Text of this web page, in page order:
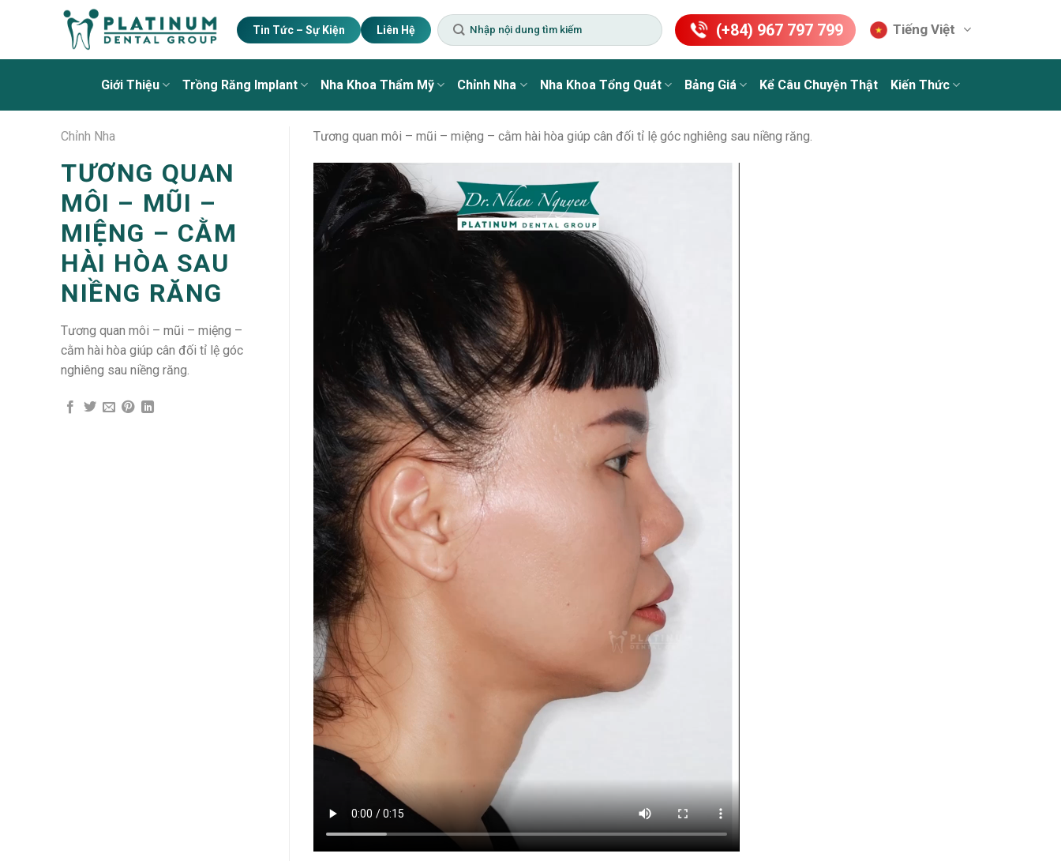
Tin Tức – Sự Kiện Liên Hệ (+84) 967 797 799 Tiếng Việt
Giới Thiệu Trồng Răng Implant Nha Khoa Thẩm Mỹ Chỉnh Nha Nha Khoa Tổng Quát Bảng Giá Kể Câu Chuyện Thật Kiến Thức
Chỉnh Nha
TƯƠNG QUAN
MÔI – MŨI –
MIỆNG – CẰM
HÀI HÒA SAU
NIỀNG RĂNG
Tương quan môi – mũi – miệng –
cằm hài hòa giúp cân đối tỉ lệ góc
nghiêng sau niềng răng.
Tương quan môi – mũi – miệng – cằm hài hòa giúp cân đối tỉ lệ góc nghiêng sau niềng răng.